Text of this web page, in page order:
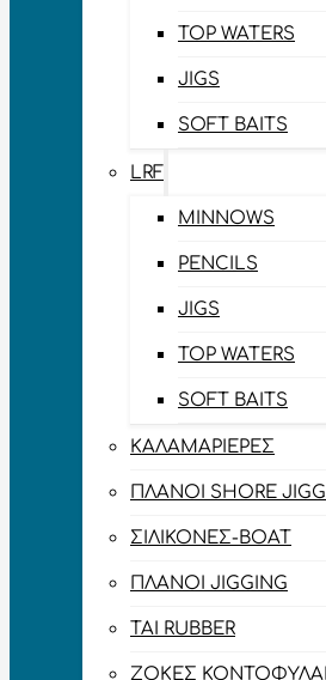
TOP WATERS
JIGS
SOFT BAITS
LRF
MINNOWS
PENCILS
JIGS
TOP WATERS
SOFT BAITS
ΚΑΛΑΜΑΡΙΈΡΕΣ
ΠΛΆΝΟΙ SHORE
ΣΙΛΙΚΌΝΕΣ-BOAT
ΠΛΆΝΟΙ JIGGING
TAI RUBBER
ΖΌΚΕΣ